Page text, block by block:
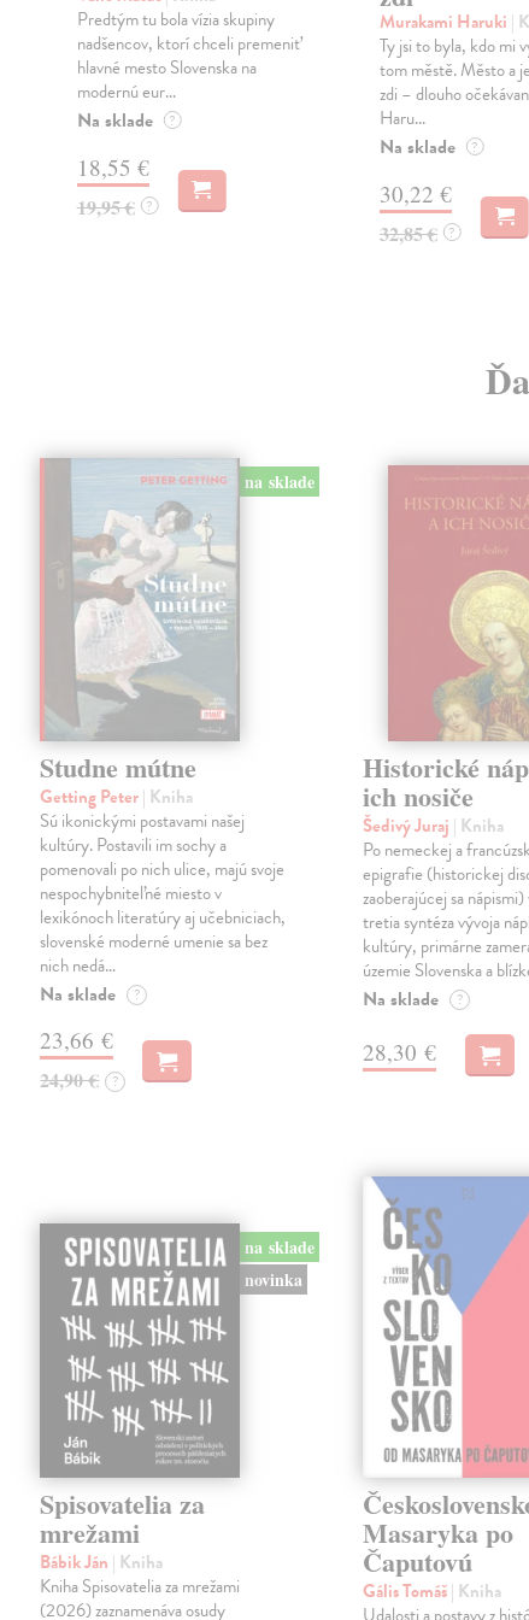
Predtým tu bola vízia skupiny
nadšencov, ktorí chceli premeniť
hlavné mesto Slovenska na
modernú eur...
Na sklade ?
18,55 €
19,95 € ?
Murakami Haruki |
Ty jsi to byla, kdo mi
tom městě. Město a
zdi – dlouho
Haru...
Na sklade ?
30,22 €
32,85 € ?
na sklade
Studne mútne
Getting Peter| Kniha
Sú ikonickými postavami našej
kultúry. Postavili im sochy a
pomenovali po nich ulice, majú svoje
nespochybniteľné miesto v
lexikónoch literatúry aj učebniciach,
slovenské moderné umenie sa bez
nich nedá…
Na sklade ?
23,66 €
24,90 € ?
Historické
ich nosiče
Šedivý Juraj | Kniha
Po nemeckej a
epigrafie (historickej
zaoberajúcej sa
tretia syntéza vývoja
kultúry, primárne
územie Slovenska a
Na sklade ?
28,30 €
na sklade
novinka
Spisovatelia za
mrežami
Bábik Ján | Kniha
Kniha Spisovatelia za mrežami
(2026) zaznamenáva osudy
Masaryka po
Čaputovú
Gális Tomáš| Kniha